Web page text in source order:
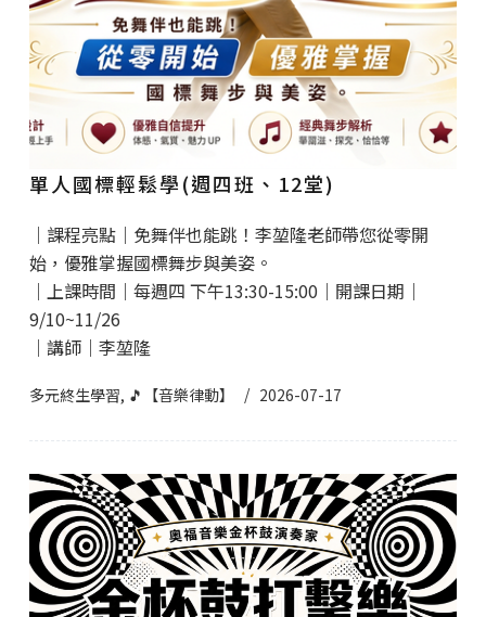
單人國標輕鬆學(週四班、12堂)
｜課程亮點｜免舞伴也能跳！李堃隆老師帶您從零開
始，優雅掌握國標舞步與美姿。
｜上課時間｜每週四 下午13:30-15:00｜開課日期｜
9/10~11/26
｜講師｜李堃隆
多元終生學習, 🎵【音樂律動】 2026-07-17